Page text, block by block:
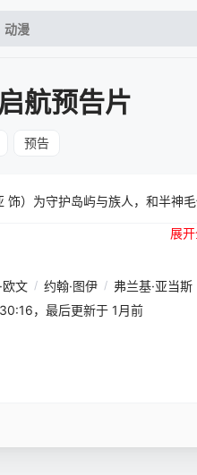
航预告片
预告
饰）为守护岛屿与族人，和半神
展
欧文 / 约翰·图伊 / 弗兰基·亚当斯
，最后更新于 1月前